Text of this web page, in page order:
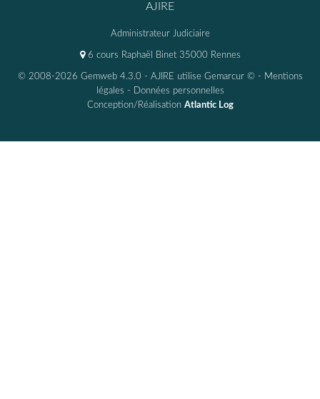
AJIRE
Administrateur Judiciaire
6 cours Raphaël Binet 35000 Rennes
© 2008-2026 Gemweb 4.3.0 - AJIRE utilise Gemarcur © - Mentions
légales - Données personnelles
Conception/Réalisation Atlantic Log